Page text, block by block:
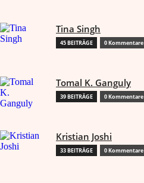
Tina Singh
45 BEITRÄGE 0 Kommentare
Tomal K. Ganguly
39 BEITRÄGE 0 Kommentare
Kristian Joshi
33 BEITRÄGE 0 Kommentare